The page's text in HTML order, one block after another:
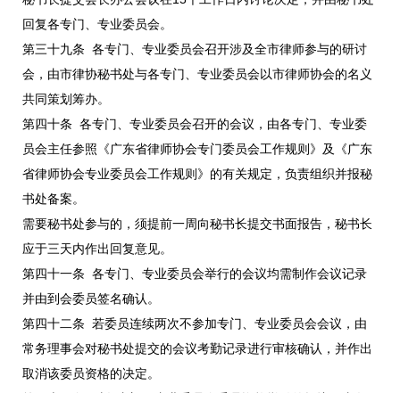
回复各专门、专业委员会。
第三十九条 各专门、专业委员会召开涉及全市律师参与的研讨
会，由市律协秘书处与各专门、专业委员会以市律师协会的名义
共同策划筹办。
第四十条 各专门、专业委员会召开的会议，由各专门、专业委
员会主任参照《广东省律师协会专门委员会工作规则》及《广东
省律师协会专业委员会工作规则》的有关规定，负责组织并报秘
书处备案。
需要秘书处参与的，须提前一周向秘书长提交书面报告，秘书长
应于三天内作出回复意见。
第四十一条 各专门、专业委员会举行的会议均需制作会议记录
并由到会委员签名确认。
第四十二条 若委员连续两次不参加专门、专业委员会会议，由
常务理事会对秘书处提交的会议考勤记录进行审核确认，并作出
取消该委员资格的决定。